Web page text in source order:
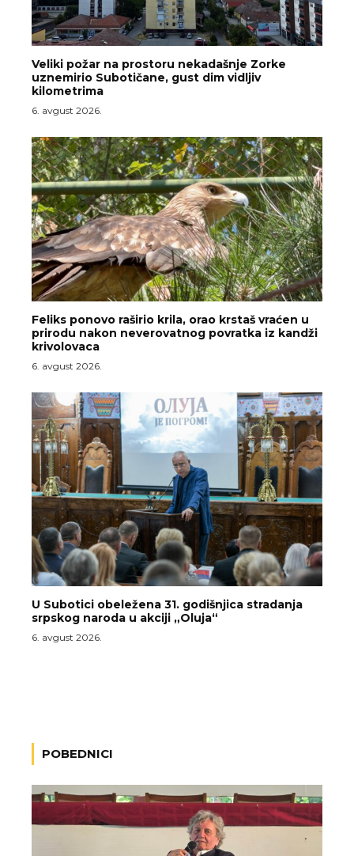
Veliki požar na prostoru nekadašnje Zorke
uznemirio Subotičane, gust dim vidljiv
kilometrima
6. avgust 2026.
Feliks ponovo raširio krila, orao krstaš vraćen u
prirodu nakon neverovatnog povratka iz kandži
krivolovaca
6. avgust 2026.
U Subotici obeležena 31. godišnjica stradanja
srpskog naroda u akciji „Oluja“
6. avgust 2026.
POBEDNICI